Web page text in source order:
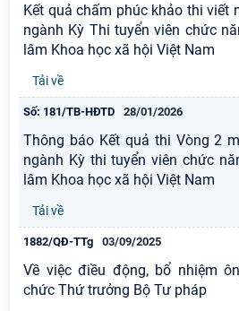
Kết quả chấm phúc khảo thi viết
ngành Kỳ Thi tuyển viên chức
lâm Khoa học xã hội Việt Nam
Tải về
Số: 181/TB-HĐTD 28/01/2026
Thông báo Kết quả thi Vòng 2
ngành Kỳ thi tuyển viên chức
lâm Khoa học xã hội Việt Nam
Tải về
1882/QĐ-TTg 03/09/2025
Về việc điều động, bổ nhiệm
chức Thứ trưởng Bộ Tư pháp